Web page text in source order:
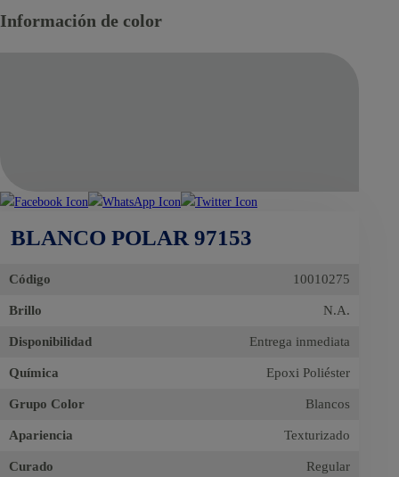
Información de color
BLANCO POLAR 97153
Código 10010275
Brillo N.A.
Disponibilidad Entrega inmediata
Química Epoxi Poliéster
Grupo Color Blancos
Apariencia Texturizado
Curado Regular